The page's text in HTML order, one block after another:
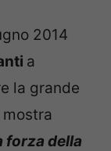
2014
a
la grande
forza della